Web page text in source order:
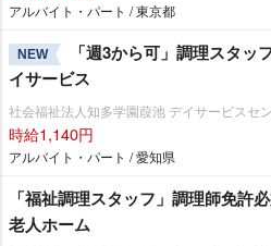
アルバイト・パート / 東京都
NEW
「週3から可」調理スタ
イサービス
社会福祉法人知多学園葭池 デイサービスセ
時給1,140円
アルバイト・パート / 愛知県
「福祉調理スタッフ」調理師免許
老人ホーム